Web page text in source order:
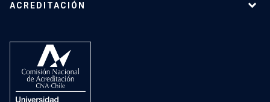
ACREDITACIÓN